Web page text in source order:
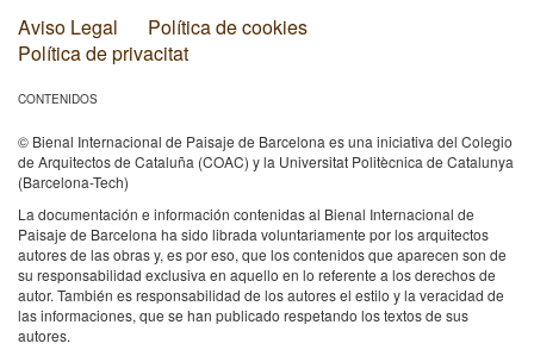
Aviso Legal
Política de cookies
Política de privacitat
CONTENIDOS
© Bienal Internacional de Paisaje de Barcelona es una iniciativa del Colegio
de Arquitectos de Cataluña (COAC) y la Universitat Politècnica de Catalunya
(Barcelona-Tech)
La documentación e información contenidas al Bienal Internacional de
Paisaje de Barcelona ha sido librada voluntariamente por los arquitectos
autores de las obras y, es por eso, que los contenidos que aparecen son de
su responsabilidad exclusiva en aquello en lo referente a los derechos de
autor. También es responsabilidad de los autores el estilo y la veracidad de
las informaciones, que se han publicado respetando los textos de sus
autores.